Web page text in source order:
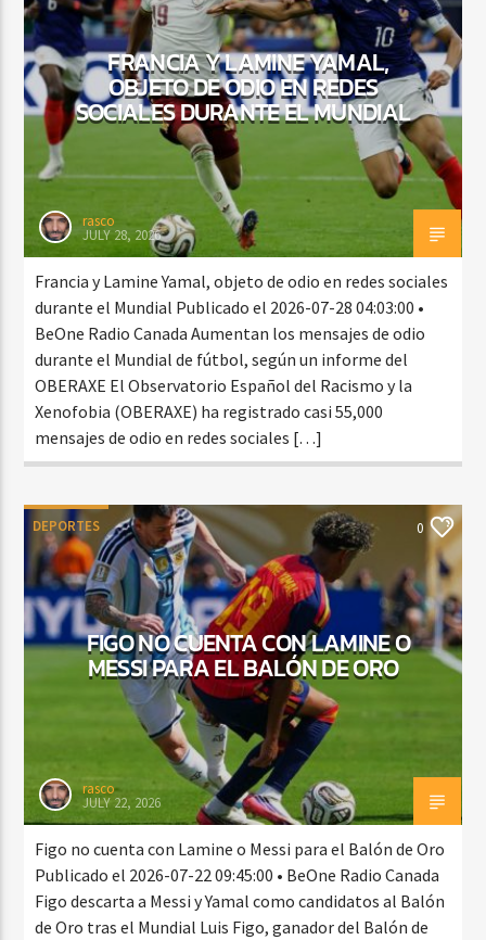
CURRENT SHOW
MEZCLA TROPICAL Y SALSA
3:00 PM
FRANCIA Y LAMINE YAMAL,
OBJETO DE ODIO EN REDES
SOCIALES DURANTE EL MUNDIAL
rasco
JULY 28, 2026
Francia y Lamine Yamal, objeto de odio en redes sociales
durante el Mundial Publicado el 2026-07-28 04:03:00 •
BeOne Radio Canada Aumentan los mensajes de odio
durante el Mundial de fútbol, según un informe del
OBERAXE El Observatorio Español del Racismo y la
Xenofobia (OBERAXE) ha registrado casi 55,000
mensajes de odio en redes sociales […]
DEPORTES 0
FIGO NO CUENTA CON LAMINE O
MESSI PARA EL BALÓN DE ORO
rasco
JULY 22, 2026
Figo no cuenta con Lamine o Messi para el Balón de Oro
Publicado el 2026-07-22 09:45:00 • BeOne Radio Canada
Figo descarta a Messi y Yamal como candidatos al Balón
de Oro tras el Mundial Luis Figo, ganador del Balón de